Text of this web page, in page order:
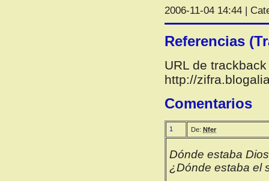
2006-11-04 14:44 |
Referencias
URL de
http://
Comentarios
1 De: Nfer
Dónde estaba
¿Dónde estaba el